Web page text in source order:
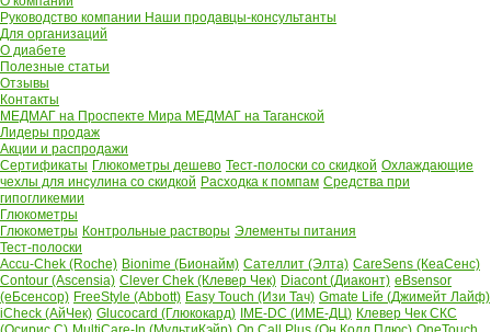
Руководство компании Наши продавцы-консультанты
Для организаций
О диабете
Полезные статьи
Отзывы
Контакты
МЕДМАГ на Проспекте Мира МЕДМАГ на Таганской
Лидеры продаж
Акции и распродажи
Сертификаты Глюкометры дешево Тест-полоски со скидкой Охлаждающие
чехлы для инсулина со скидкой Расходка к помпам Средства при
гипогликемии
Глюкометры
Глюкометры Контрольные растворы Элементы питания
Тест-полоски
Accu-Chek (Roche) Bionime (Бионайм) Сателлит (Элта) CareSens (КеаСенс)
Contour (Ascensia) Clever Chek (Клевер Чек) Diacont (Диаконт) eBsensor
(еБсенсор) FreeStyle (Abbott) Easy Touch (Изи Тач) Gmate Life (Джимейт Лайф)
iCheck (АйЧек) Glucocard (Глюкокард) IME-DC (ИМЕ-ДЦ) Клевер Чек СКС